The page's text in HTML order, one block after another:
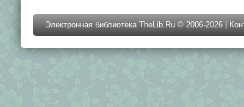
Электронная библиотека TheLib.Ru © 2006-2026 |